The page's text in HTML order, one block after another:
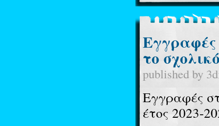
το
published by
Εγγραφές
έτος 2023-